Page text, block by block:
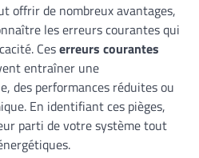
offrir de nombreux avantages,
les erreurs courantes qui
Ceserreurs courantes
entraîner une
des performances réduites ou
En identifiant ces pièges,
parti de votre système tout